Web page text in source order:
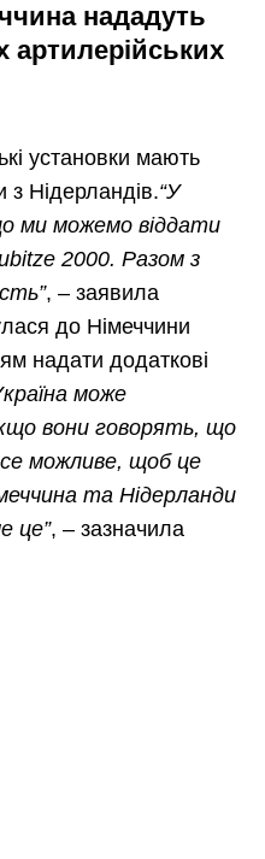
нададуть
артилерійських
установки мають
з Нідерландів.“У
ми можемо віддати
2000. Разом з
, – заявила
до Німеччини
надати додаткові
може
вони говорять, що
можливе, щоб це
та Нідерланди
це”, – зазначила